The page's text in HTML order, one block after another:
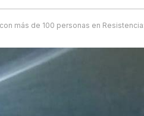
más de 100 personas en